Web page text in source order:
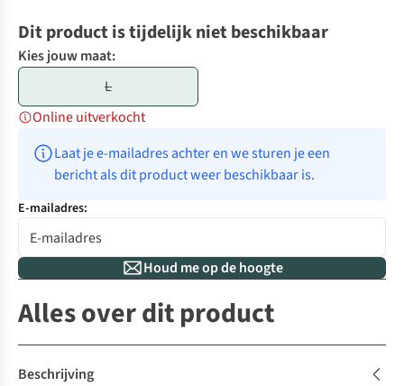
Dit product is tijdelijk niet beschikbaar
Kies jouw maat:
L
Online uitverkocht
Laat je e-mailadres achter en we sturen je een
bericht als dit product weer beschikbaar is.
E-mailadres:
Houd me op de hoogte
Alles over dit product
Beschrijving